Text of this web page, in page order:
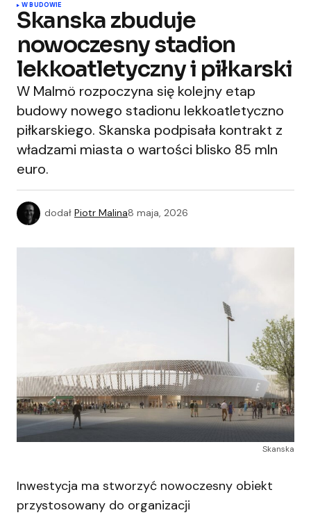
W BUDOWIE
Skanska zbuduje
nowoczesny stadion
lekkoatletyczny i piłkarski
W Malmö rozpoczyna się kolejny etap
budowy nowego stadionu lekkoatletyczno
piłkarskiego. Skanska podpisała kontrakt z
władzami miasta o wartości blisko 85 mln
euro.
dodał Piotr Malina8 maja, 2026
Skanska
Inwestycja ma stworzyć nowoczesny obiekt
przystosowany do organizacji